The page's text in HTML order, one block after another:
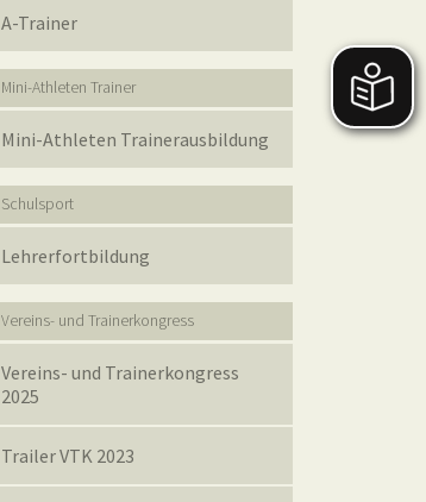
A-Trainer
Mini-Athleten Trainer
Mini-Athleten Trainerausbildung
Schulsport
Lehrerfortbildung
Vereins- und Trainerkongress
Vereins- und Trainerkongress
2025
Trailer VTK 2023